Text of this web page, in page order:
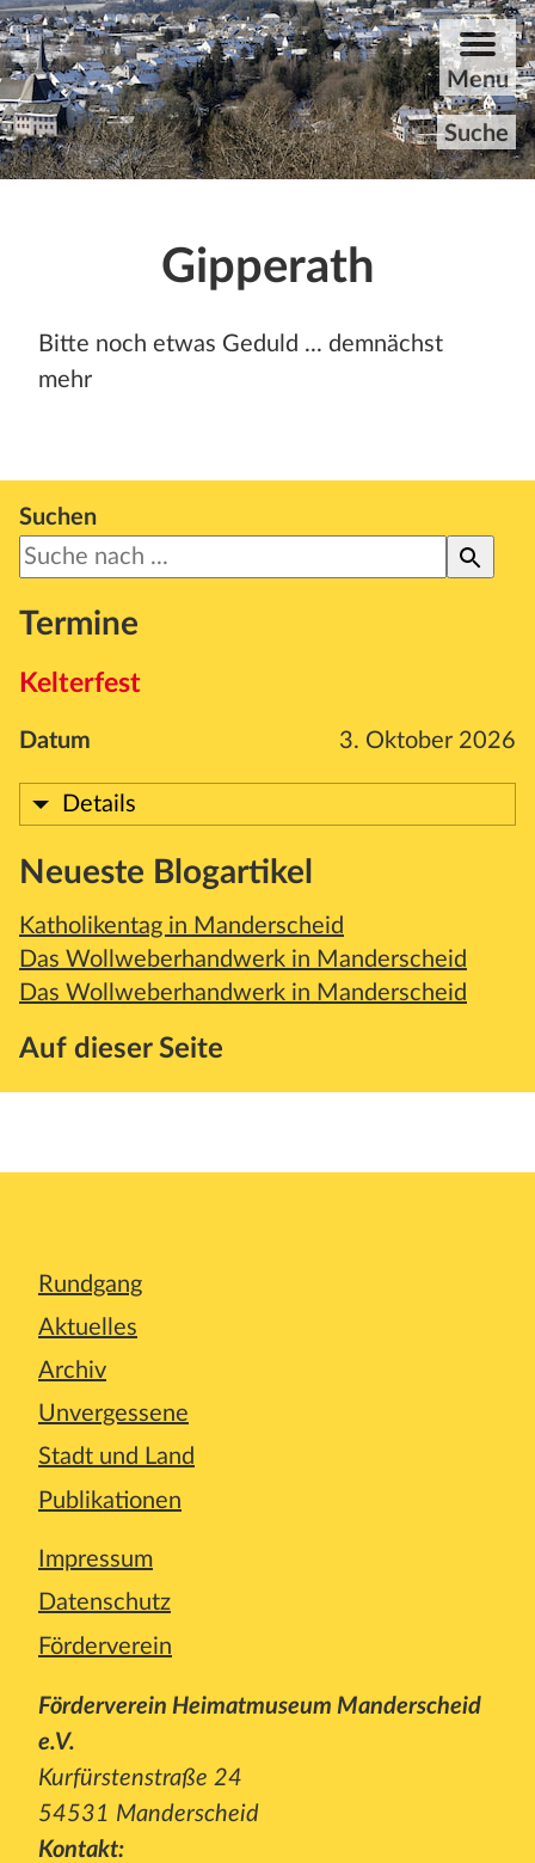
ZUM HAUPTINHALT DER SEITE SPRINGEN
Menu
Suche
Rundgang
Aktuelles
Unvergessene
Stadt und Land
Gipperath
Bitte noch etwas Geduld ... demnächst
mehr
Suchen
Termine
Kelterfest
Datum 3. Oktober 2026
Details
Neueste Blogartikel
Katholikentag in Manderscheid
Das Wollweberhandwerk in Manderscheid
Das Wollweberhandwerk in Manderscheid
Auf dieser Seite
Rundgang
Aktuelles
Archiv
Unvergessene
Stadt und Land
Publikationen
Impressum
Datenschutz
Förderverein
Förderverein Heimatmuseum Manderscheid
e.V.
Kurfürstenstraße 24
54531 Manderscheid
Kontakt: